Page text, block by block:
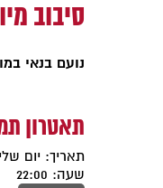
סיבוב
נועם בנאי
תאטרון
תאריך: יום שלישי
שעה: 22:00